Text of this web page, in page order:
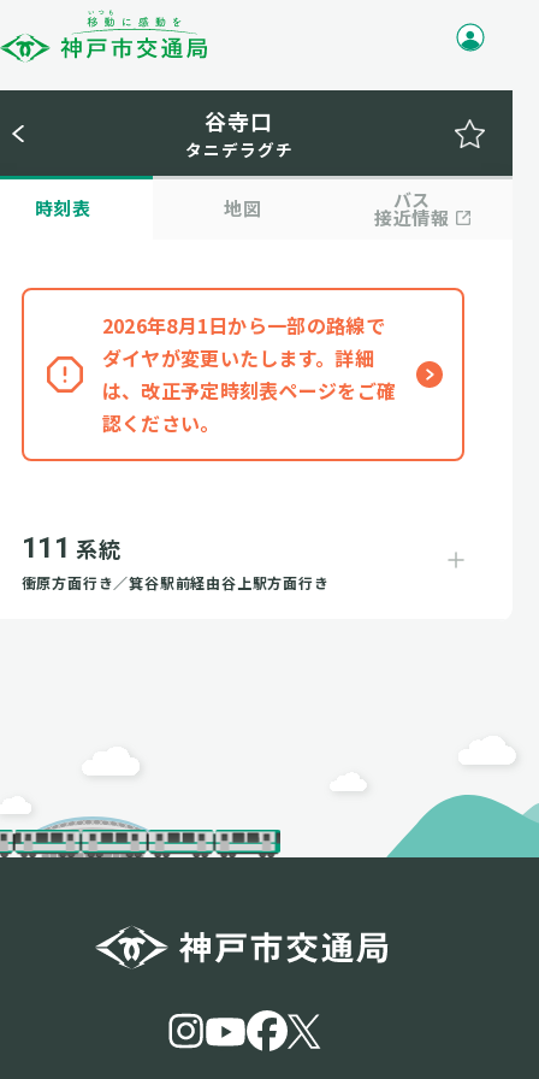
谷寺口
タニデラグチ
時刻表 地図 バス
接近情報
2026年8月1日から一部の路線で
ダイヤが変更いたします。詳細
は、改正予定時刻表ページをご確
認ください。
111 系統
衝原方面行き／箕谷駅前経由谷上駅方面行き